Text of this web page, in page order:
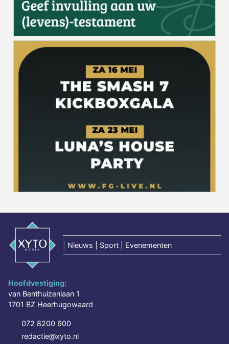
Nieuws | Sport | Evenementen
Hoofdvestiging:
van Benthuizenlaan 1
1701 BZ Heerhugowaard
072 8200 600
redactie@xyto.nl